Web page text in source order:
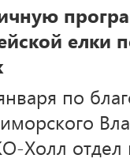
елки
по
Холл отдел